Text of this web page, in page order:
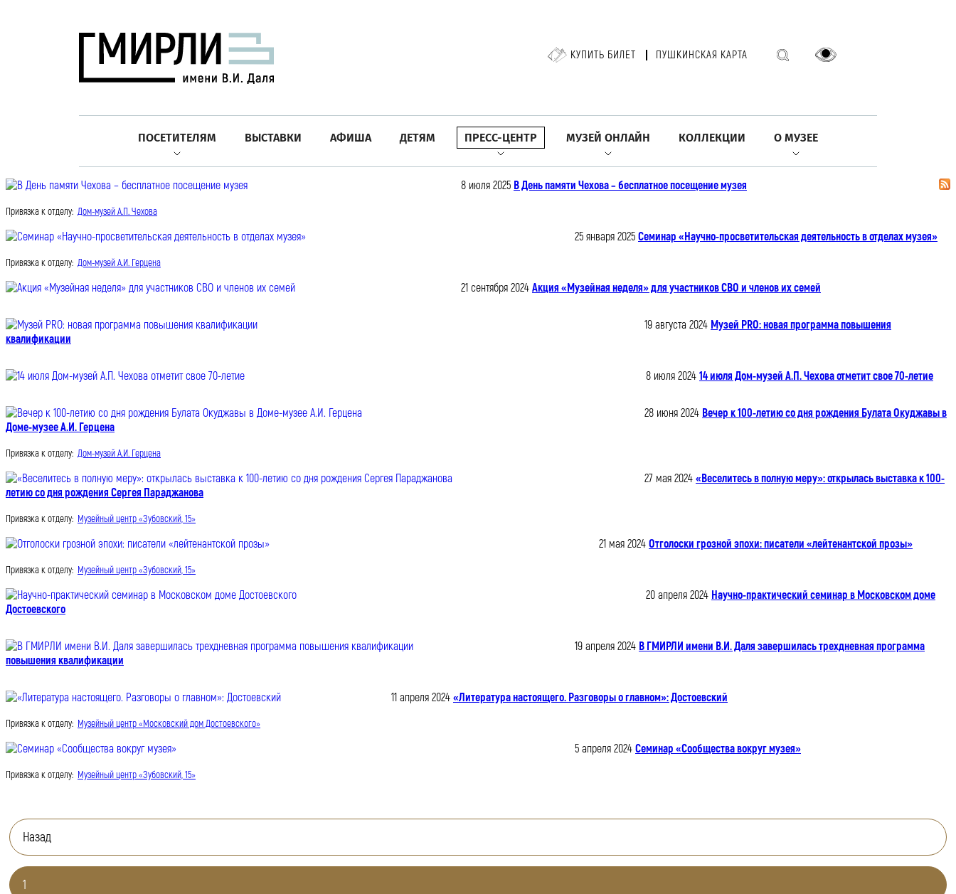
КУПИТЬ БИЛЕТ ПУШКИНСКАЯ КАРТА
ПОСЕТИТЕЛЯМ ВЫСТАВКИ АФИША ДЕТЯМ ПРЕСС-ЦЕНТР МУЗЕЙ ОНЛАЙН КОЛЛЕКЦИИ О МУЗЕЕ
8 июля 2025 В День памяти Чехова – бесплатное посещение музея
Привязка к отделу: Дом-музей А.П. Чехова
25 января 2025 Семинар «Научно-просветительская деятельность в отделах музея»
Привязка к отделу: Дом-музей А.И. Герцена
21 сентября 2024 Акция «Музейная неделя» для участников СВО и членов их семей
19 августа 2024 Музей PRO: новая программа повышения
квалификации
8 июля 2024 14 июля Дом-музей А.П. Чехова отметит свое 70-летие
28 июня 2024 Вечер к 100-летию со дня рождения Булата Окуджавы в
Доме-музее А.И. Герцена
Привязка к отделу: Дом-музей А.И. Герцена
27 мая 2024 «Веселитесь в полную меру»: открылась выставка к 100-
летию со дня рождения Сергея Параджанова
Привязка к отделу: Музейный центр «Зубовский, 15»
21 мая 2024 Отголоски грозной эпохи: писатели «лейтенантской прозы»
Привязка к отделу: Музейный центр «Зубовский, 15»
20 апреля 2024 Научно-практический семинар в Московском доме
Достоевского
19 апреля 2024 В ГМИРЛИ имени В.И. Даля завершилась трехдневная программа
повышения квалификации
11 апреля 2024 «Литература настоящего. Разговоры о главном»: Достоевский
Привязка к отделу: Музейный центр «Московский дом Достоевского»
5 апреля 2024 Семинар «Сообщества вокруг музея»
Привязка к отделу: Музейный центр «Зубовский, 15»
Назад
1